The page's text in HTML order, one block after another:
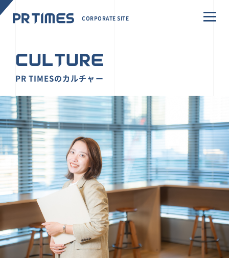
CORPORATE SITE
CULTURE
PR TIMESのカルチャー